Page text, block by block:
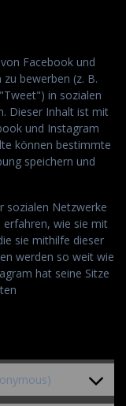
Facebook und
bewerben (z. B.
in sozialen
Dieser Inhalt ist mit
und Instagram
können bestimmte
speichern und
sozialen Netzwerke
erfahren, wie sie mit
sie mithilfe dieser
werden so weit wie
hat seine Sitze
Consent
to